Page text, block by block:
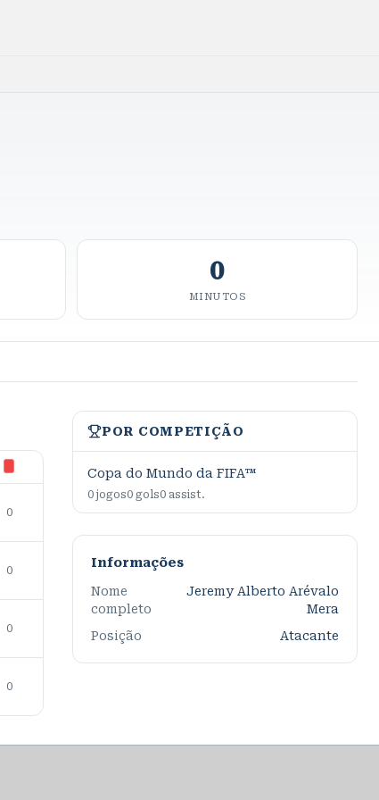
0
MINUTOS
0
0
0
0
POR COMPETIÇÃO
Copa do Mundo da FIFA™
0 jogos0 gols0 assist.
Informações
Nome
completo
Jeremy Alberto Arévalo
Mera
Posição
Atacante